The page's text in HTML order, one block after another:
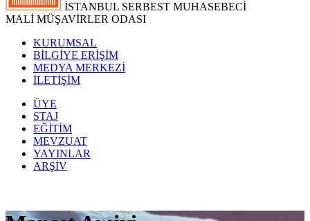
İSTANBUL SERBEST MUHASEBECİ
MALİ MÜŞAVİRLER ODASI
KURUMSAL
BİLGİYE ERİŞİM
MEDYA MERKEZİ
İLETİŞİM
ÜYE
STAJ
EĞİTİM
MEVZUAT
YAYINLAR
ARŞİV